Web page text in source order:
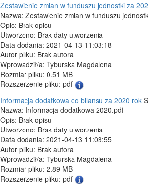
Zestawienie zmian w funduszu jednostki za
Nazwa: Zestawienie zmian w funduszu
Opis: Brak opisu
Utworzono: Brak daty utworzenia
Data dodania: 2021-04-13 11:03:18
Autor pliku: Brak autora
Wprowadził/a: Tyburska Magdalena
Rozmiar pliku: 0.51 MB
Rozszerzenie pliku: pdf
Informacja dodatkowa do bilansu za 2020 rok
Nazwa: Informacja dodatkowa 2020.pdf
Opis: Brak opisu
Utworzono: Brak daty utworzenia
Data dodania: 2021-04-13 11:03:55
Autor pliku: Brak autora
Wprowadził/a: Tyburska Magdalena
Rozmiar pliku: 2.89 MB
Rozszerzenie pliku: pdf